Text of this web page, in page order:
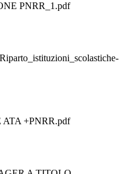
PNRR_1.pdf
+PNRR.pdf